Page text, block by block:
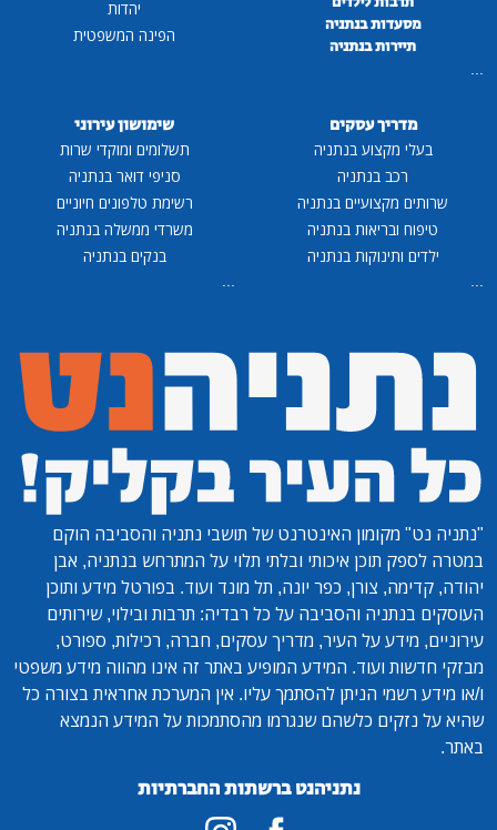
מסעדות בנתניה
תיירות בנתניה
...
יהדות
הפינה המשפטית
מדריך עסקים
בעלי מקצוע בנתניה
רכב בנתניה
שרותים מקצועיים בנתניה
טיפוח ובריאות בנתניה
ילדים ותינוקות בנתניה
...
שימושון עירוני
תשלומים ומוקדי שרות
סניפי דואר בנתניה
רשימת טלפונים חיוניים
משרדי ממשלה בנתניה
בנקים בנתניה
...
"נתניה נט" מקומון האינטרנט של תושבי נתניה והסביבה הוקם
במטרה לספק תוכן איכותי ובלתי תלוי על המתרחש בנתניה, אבן
יהודה, קדימה, צורן, כפר יונה, תל מונד ועוד. בפורטל מידע ותוכן
העוסקים בנתניה והסביבה על כל רבדיה: תרבות ובילוי, שירותים
עירוניים, מידע על העיר, מדריך עסקים, חברה, רכילות, ספורט,
מבזקי חדשות ועוד. המידע המופיע באתר זה אינו מהווה מידע משפטי
ו/או מידע רשמי הניתן להסתמך עליו. אין המערכת אחראית בצורה כל
שהיא על נזקים כלשהם שנגרמו מהסתמכות על המידע הנמצא
באתר.
נתניהנט ברשתות החברתיות